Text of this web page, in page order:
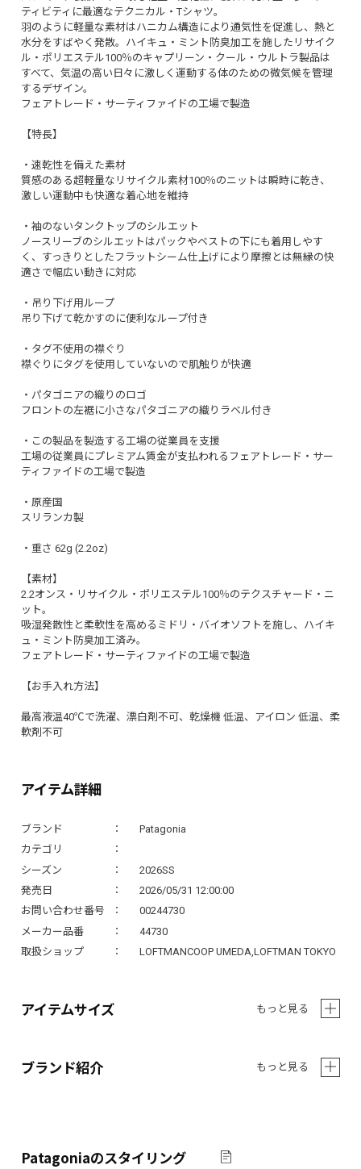
アイテム詳細
ブランド
Patagonia
カテゴリ
シーズン
2026SS
発売日
2026/05/31 12:00:00
お問い合わせ番号
00244730
メーカー品番
44730
取扱ショップ
LOFTMANCOOP UMEDA,LOFTMAN TOKYO
ティビティに最適なテクニカル・Tシャツ。
羽のように軽量な素材はハニカム構造により通気性を促進し、熱と
水分をすばやく発散。ハイキュ・ミント防臭加工を施したリサイク
ル・ポリエステル100％のキャプリーン・クール・ウルトラ製品は
すべて、気温の高い日々に激しく運動する体のための微気候を管理
するデザイン。
フェアトレード・サーティファイドの工場で製造
【特長】
・速乾性を備えた素材
質感のある超軽量なリサイクル素材100％のニットは瞬時に乾き、
激しい運動中も快適な着心地を維持
・袖のないタンクトップのシルエット
ノースリーブのシルエットはパックやベストの下にも着用しやす
く、すっきりとしたフラットシーム仕上げにより摩擦とは無縁の快
適さで幅広い動きに対応
・吊り下げ用ループ
吊り下げて乾かすのに便利なループ付き
・タグ不使用の襟ぐり
襟ぐりにタグを使用していないので肌触りが快適
・パタゴニアの織りのロゴ
フロントの左裾に小さなパタゴニアの織りラベル付き
・この製品を製造する工場の従業員を支援
工場の従業員にプレミアム賃金が支払われるフェアトレード・サー
ティファイドの工場で製造
・原産国
スリランカ製
・重さ 62g (2.2oz)
【素材】
2.2オンス・リサイクル・ポリエステル100％のテクスチャード・ニ
ット。
吸湿発散性と柔軟性を高めるミドリ・バイオソフトを施し、ハイキ
ュ・ミント防臭加工済み。
フェアトレード・サーティファイドの工場で製造
【お手入れ方法】
最高液温40℃で洗濯、漂白剤不可、乾燥機 低温、アイロン 低温、柔
軟剤不可
アイテムサイズ もっと見る
ブランド紹介 もっと見る
Patagoniaのスタイリング